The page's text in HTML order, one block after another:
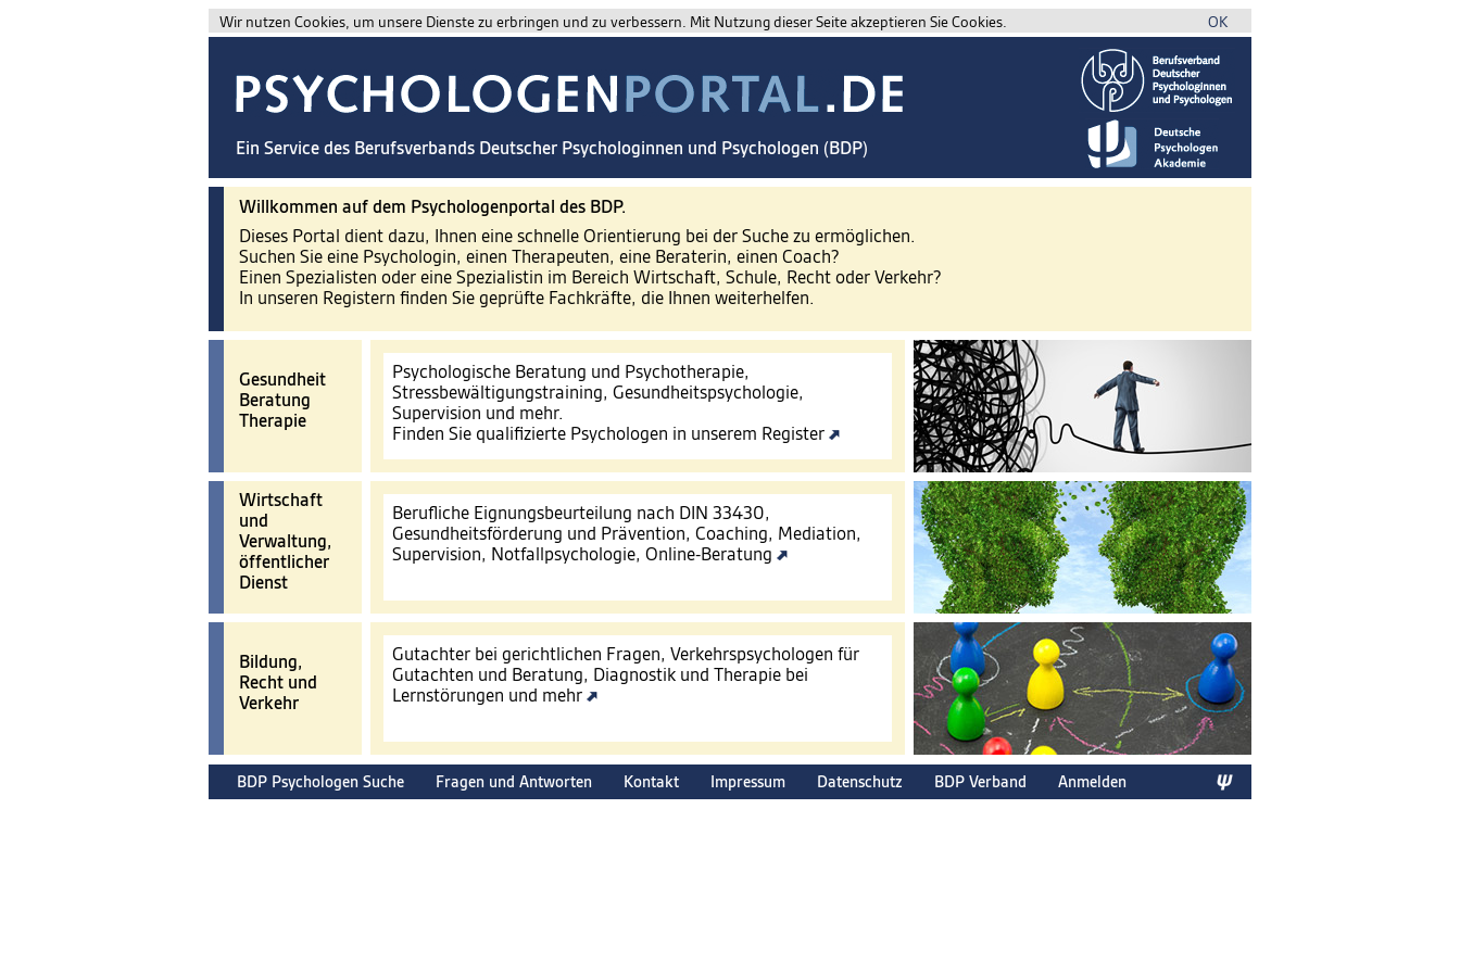
Wir nutzen Cookies, um unsere Dienste zu erbringen und zu verbessern. Mit Nutzung dieser Seite akzeptieren Sie Cookies. OK
Ein Service des Berufsverbands Deutscher Psychologinnen und Psychologen (BDP)
Willkommen auf dem Psychologenportal des BDP.
Dieses Portal dient dazu, Ihnen eine schnelle Orientierung bei der Suche zu ermöglichen.
Suchen Sie eine Psychologin, einen Therapeuten, eine Beraterin, einen Coach?
Einen Spezialisten oder eine Spezialistin im Bereich Wirtschaft, Schule, Recht oder Verkehr?
In unseren Registern finden Sie geprüfte Fachkräfte, die Ihnen weiterhelfen.
Gesundheit
Beratung
Therapie
Psychologische Beratung und Psychotherapie,
Stressbewältigungstraining, Gesundheitspsychologie,
Supervision und mehr.
Finden Sie qualifizierte Psychologen in unserem Register
Wirtschaft
und
Verwaltung,
öffentlicher
Dienst
Berufliche Eignungsbeurteilung nach DIN 33430,
Gesundheitsförderung und Prävention, Coaching, Mediation,
Supervision, Notfallpsychologie, Online-Beratung
Bildung,
Recht und
Verkehr
Gutachter bei gerichtlichen Fragen, Verkehrspsychologen für
Gutachten und Beratung, Diagnostik und Therapie bei
Lernstörungen und mehr
BDP Psychologen Suche Fragen und Antworten Kontakt Impressum Datenschutz BDP Verband Anmelden